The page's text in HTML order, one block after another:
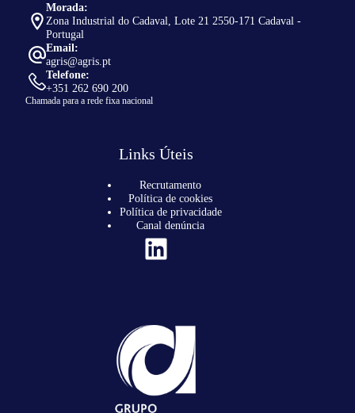
Morada:
Zona Industrial do Cadaval, Lote 21 2550-171 Cadaval -
Portugal
Email:
agris@agris.pt
Telefone:
+351 262 690 200
Chamada para a rede fixa nacional
Links Úteis
Recrutamento
Política de cookies
Política de privacidade
Canal denúncia
LinkedIn